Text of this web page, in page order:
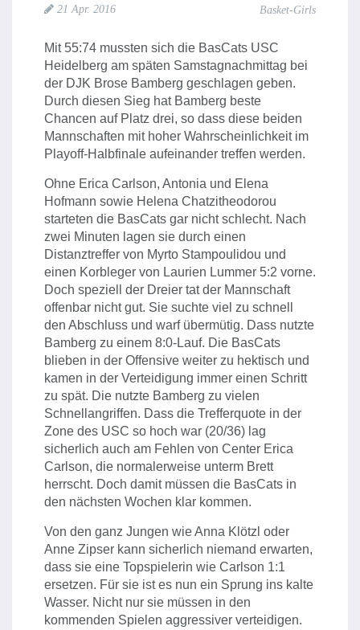
21 Apr. 2016 Basket-Girls
Mit 55:74 mussten sich die BasCats USC
Heidelberg am späten Samstagnachmittag bei
der DJK Brose Bamberg geschlagen geben.
Durch diesen Sieg hat Bamberg beste
Chancen auf Platz drei, so dass diese beiden
Mannschaften mit hoher Wahrscheinlichkeit im
Playoff-Halbfinale aufeinander treffen werden.
Ohne Erica Carlson, Antonia und Elena
Hofmann sowie Helena Chatzitheodorou
starteten die BasCats gar nicht schlecht. Nach
zwei Minuten lagen sie durch einen
Distanztreffer von Myrto Stampoulidou und
einen Korbleger von Laurien Lummer 5:2 vorne.
Doch speziell der Dreier tat der Mannschaft
offenbar nicht gut. Sie suchte viel zu schnell
den Abschluss und warf übermütig. Dass nutzte
Bamberg zu einem 8:0-Lauf. Die BasCats
blieben in der Offensive weiter zu hektisch und
kamen in der Verteidigung immer einen Schritt
zu spät. Die nutzte Bamberg zu vielen
Schnellangriffen. Dass die Trefferquote in der
Zone des USC so hoch war (20/36) lag
sicherlich auch am Fehlen von Center Erica
Carlson, die normalerweise unterm Brett
herrscht. Doch damit müssen die BasCats in
den nächsten Wochen klar kommen.
Von den ganz Jungen wie Anna Klötzl oder
Anne Zipser kann sicherlich niemand erwarten,
dass sie eine Topspielerin wie Carlson 1:1
ersetzen. Für sie ist es nun ein Sprung ins kalte
Wasser. Nicht nur sie müssen in den
kommenden Spielen aggressiver verteidigen.